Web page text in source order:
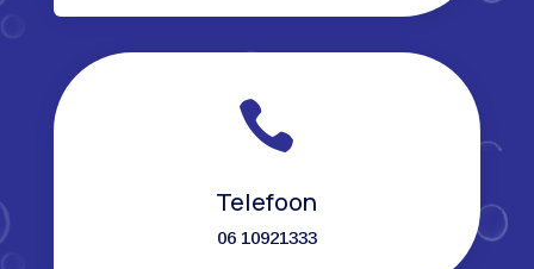

Telefoon
06 10921333